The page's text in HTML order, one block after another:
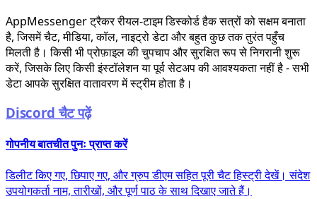
AppMessenger ट्रैकर रीयल-टाइम डिस्कोर्ड हैक सत्रों को सक्षम बनाता
है, जिसमें चैट, मीडिया, कॉल, नाइट्रो डेटा और बहुत कुछ तक तुरंत पहुँच
मिलती है। किसी भी प्रोफ़ाइल की चुपचाप और सुरक्षित रूप से निगरानी शुरू
करें, जिसके लिए किसी इंस्टॉलेशन या पूर्व सेटअप की आवश्यकता नहीं है - सभी
डेटा आपके सुरक्षित वातावरण में स्ट्रीम होता है।
Discord चैट पढ़ें
गोपनीय बातचीत पुनः प्राप्त करें
डिलीट किए गए, छिपाए गए, और ग्रुप डीएम सहित पूरी चैट हिस्ट्री देखें। संदेश
उपयोगकर्ता नाम, तारीखों, और पूर्ण पाठ के साथ दिखाए जाते हैं।